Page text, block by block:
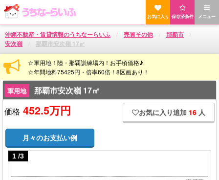
メニュー
保存済条件
お気に入り
沖縄不動産・賃貸情報のうちなーらいふ 売買その他
那覇市
安次嶺
那覇市安次嶺 17㎡
☆軍用地！陸・那覇訓練場内！お手頃価格♪
☆年間地料75425円・倍率60倍！8区画あり！
軍用地
那覇市安次嶺 17㎡
価格 452.5万円 お気に入り追加 16 人
月々のお支払い例
1 /3